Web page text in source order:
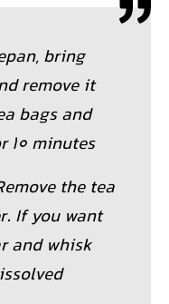
bring
remove it
bags and
minutes.
the tea
If you want
and whisk